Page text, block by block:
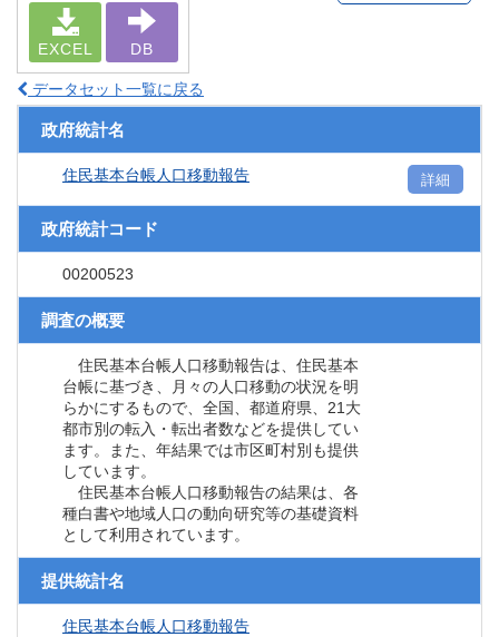
EXCEL DB
データセット一覧に戻る
政府統計名
住民基本台帳人口移動報告 詳細
政府統計コード
00200523
調査の概要
住民基本台帳人口移動報告は、住民基本
台帳に基づき、月々の人口移動の状況を明
らかにするもので、全国、都道府県、21大
都市別の転入・転出者数などを提供してい
ます。また、年結果では市区町村別も提供
しています。
住民基本台帳人口移動報告の結果は、各
種白書や地域人口の動向研究等の基礎資料
として利用されています。
提供統計名
住民基本台帳人口移動報告